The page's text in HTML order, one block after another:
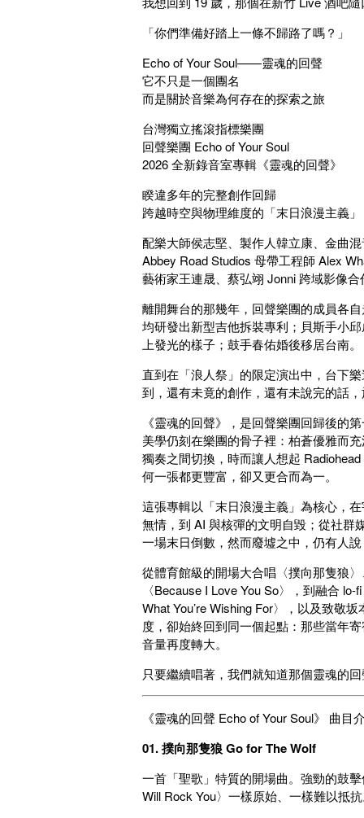
「你們準備好踏上一條不歸路了嗎？」
Echo of Your Soul——靈魂的回聲
它不只是一個團名
而是關於音樂為何存在的探索之旅
台灣獨立搖滾指標樂團
回聲樂團 Echo of Your Soul
2026 全新錄音室專輯《靈魂的回聲》
睽違多年的完整創作回歸
跨越時空與物理維度的「末日浪漫主義」
配樂大師侯志堅、製作人韓立康、金曲
Abbey Road Studios 母帶工程師 Alex
藝術家王連晟、蔡弘翊 Jonni 跨域影像合
離開舞台的那幾年，回聲樂團的成員各
均研發出新型吉他拆裝專利；貝斯手小
上發光的樣子；鼓手春佑婚後移居台南。
直到在「浪人祭」的限定演出中，台下
到，還有未竟的創作，還有未說完的話
《靈魂的回聲》，是回聲樂團回歸後的
美學仍刻在樂團的骨子裡：柏蒼優雅而
獨奏之間切換，時而讓人想起
何一張都更豐富，卻又更合而為一。
這張專輯以「末日浪漫主義」為核心，
無情，到 AI 與核彈的文明自毀；從社群
一場末日倒數，然而廢墟之中，仍有人
從體育館級的開場大合唱〈撲向那隻狼
〈Because I Love You So〉，到融合
What You’re Wishing For〉，以及致敬
度，卻始終回到同一個起點：那些當年
音量再度轉大。
只要繼續唱著，我們就知道那個靈魂的
《靈魂的回聲 Echo of Your Soul》 曲目
01. 撲向那隻狼 Go for The Wolf
一首「聖歌」特質的開場曲。強勁的鼓
Will Rock You〉一樣原始、一樣難以抵